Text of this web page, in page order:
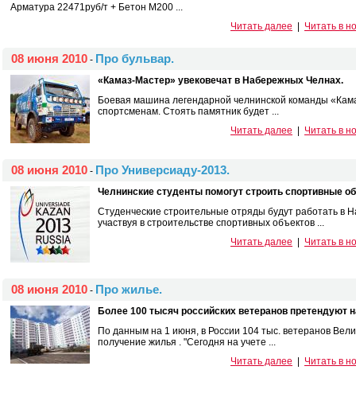
Арматура 22471руб/т + Бетон М200 ...
Читать далее
Читать в
08 июня 2010 - Про бульвар.
«Камаз-Мастер» увековечат в Набережных Челнах.
Боевая машина легендарной челнинской команды
спортсменам. Стоять памятник будет ...
Читать далее
Читать в
08 июня 2010 - Про Универсиаду-2013.
Челнинские студенты помогут строить спортивные
Студенческие строительные отряды будут работать в
участвуя в строительстве спортивных объектов ...
Читать далее
Читать в
08 июня 2010 - Про жилье.
Более 100 тысяч российских ветеранов претендуют
По данным на 1 июня, в России 104 тыс. ветеранов
получение жилья . "Сегодня на учете ...
Читать далее
Читать в